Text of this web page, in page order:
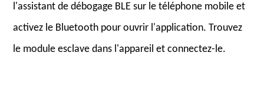
l'assistant de débogage BLE sur le téléphone mobile et
activez le Bluetooth pour ouvrir l'application. Trouvez
le module esclave dans l'appareil et connectez-le.